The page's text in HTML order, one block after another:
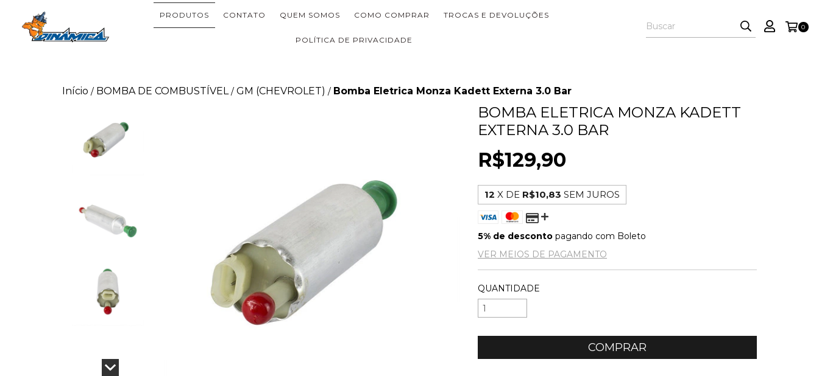
PRODUTOS CONTATO QUEM SOMOS COMO COMPRAR TROCAS E DEVOLUÇÕES
POLÍTICA DE PRIVACIDADE
0
Início / BOMBA DE COMBUSTÍVEL / GM (CHEVROLET) / Bomba Eletrica Monza Kadett Externa 3.0 Bar
BOMBA ELETRICA MONZA KADETT
EXTERNA 3.0 BAR
R$129,90
12 X DE R$10,83 SEM JUROS
5% de desconto pagando com Boleto
VER MEIOS DE PAGAMENTO
QUANTIDADE